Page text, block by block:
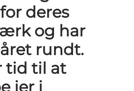
deres
og har
rundt.
tid til at
jer i